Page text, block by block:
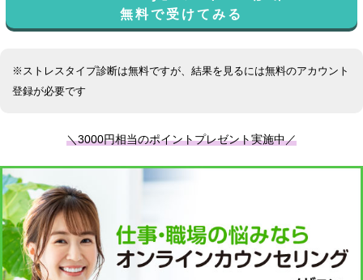
無料で受けてみる
※ストレスタイプ診断は無料ですが、結果を見るには無料のアカウント
登録が必要です
＼3000円相当のポイントプレゼント実施中／